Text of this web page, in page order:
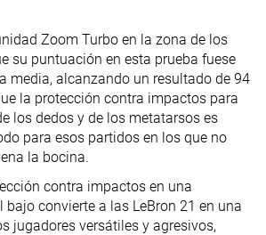
Zoom Turbo en la zona de los
su puntuación en esta prueba fuese
media, alcanzando un resultado de 94
la protección contra impactos para
los dedos y de los metatarsos es
para esos partidos en los que no
la bocina.
contra impactos en una
convierte a las LeBron 21 en una
jugadores versátiles y agresivos,